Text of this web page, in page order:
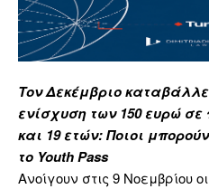
Τον Δεκέμβριο
ενίσχυση των 150 ευρώ σε
και 19 ετών: Ποιοι
το Youth Pass
Ανοίγουν στις 9 Νοεμβρίου